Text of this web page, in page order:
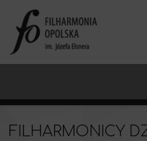
FILHARMONICY